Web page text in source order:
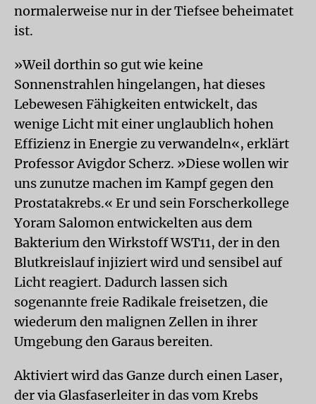
normalerweise nur in der Tiefsee beheimatet
ist.
»Weil dorthin so gut wie keine
Sonnenstrahlen hingelangen, hat dieses
Lebewesen Fähigkeiten entwickelt, das
wenige Licht mit einer unglaublich hohen
Effizienz in Energie zu verwandeln«, erklärt
Professor Avigdor Scherz. »Diese wollen wir
uns zunutze machen im Kampf gegen den
Prostatakrebs.« Er und sein Forscherkollege
Yoram Salomon entwickelten aus dem
Bakterium den Wirkstoff WST11, der in den
Blutkreislauf injiziert wird und sensibel auf
Licht reagiert. Dadurch lassen sich
sogenannte freie Radikale freisetzen, die
wiederum den malignen Zellen in ihrer
Umgebung den Garaus bereiten.
Aktiviert wird das Ganze durch einen Laser,
der via Glasfaserleiter in das vom Krebs